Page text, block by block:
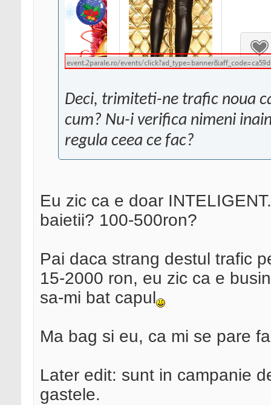
Deci, trimiteti-ne trafic noua
cum? Nu-i verifica nimeni
regula ceea ce fac?
Eu zic ca e doar
baietii? 100-500ron?
Pai daca strang destul trafic
15-2000 ron, eu zic ca e
sa-mi bat capul
Ma bag si eu, ca mi se pare
Later edit: sunt in campanie
gastele.